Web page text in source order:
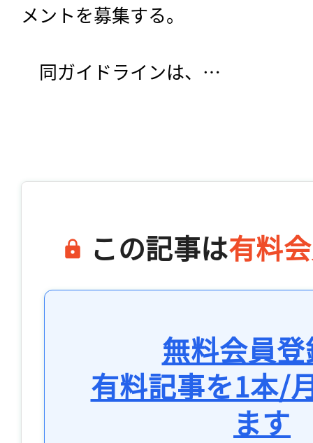
メントを募集する。
同ガイドラインは、…
この記事は有料
無料会員
有料記事を1本/
ます